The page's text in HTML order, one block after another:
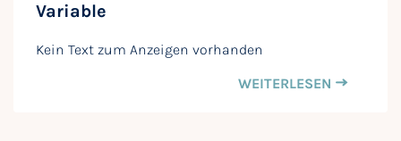
Variable
Kein Text zum Anzeigen vorhanden
WEITERLESEN